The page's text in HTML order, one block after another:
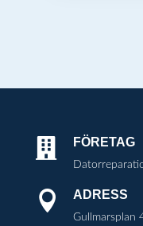
 FÖRETAG
 ADRESS
Gullmarsplan